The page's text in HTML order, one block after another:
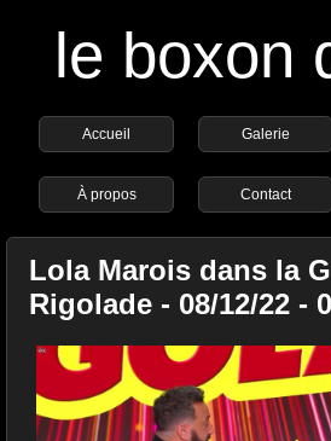
le boxon
Accueil Galerie
À propos Contact
Lola Marois dans la
Rigolade - 08/12/22 -